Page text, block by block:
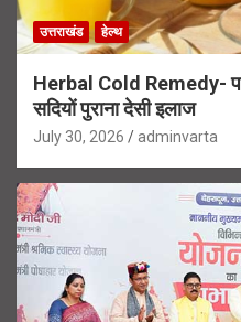
उत्तराखंड हेल्थ
Herbal Cold Remedy-
सदियों पुराना देसी इलाज
July 30, 2026 adminvarta